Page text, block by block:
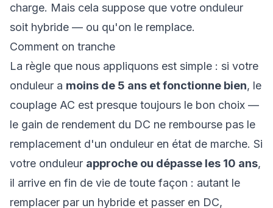
charge. Mais cela suppose que votre onduleur
soit hybride — ou qu'on le remplace.
Comment on tranche
La règle que nous appliquons est simple : si votre
onduleur a moins de 5 ans et fonctionne bien, le
couplage AC est presque toujours le bon choix —
le gain de rendement du DC ne rembourse pas le
remplacement d'un onduleur en état de marche. Si
votre onduleur approche ou dépasse les 10 ans,
il arrive en fin de vie de toute façon : autant le
remplacer par un hybride et passer en DC,